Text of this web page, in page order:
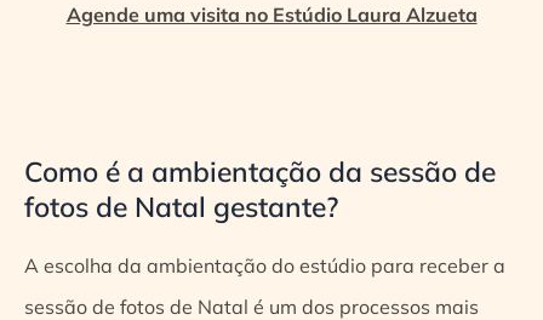
Agende uma visita no Estúdio Laura Alzueta
Como é a ambientação da sessão de
fotos de Natal gestante?
A escolha da ambientação do estúdio para receber a
sessão de fotos de Natal é um dos processos mais